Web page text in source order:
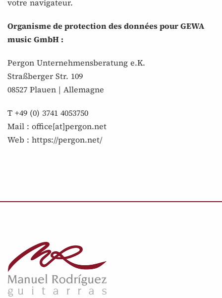
votre navigateur.
Organisme de protection des données pour GEWA
music GmbH :
Pergon Unternehmensberatung e.K.
Straßberger Str. 109
08527 Plauen | Allemagne
T +49 (0) 3741 4053750
Mail : office[at]pergon.net
Web : https://pergon.net/